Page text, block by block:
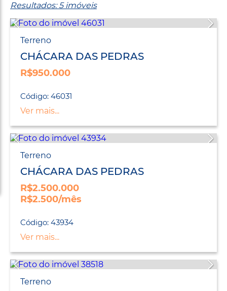
Resultados: 5 imóveis
Terreno
CHÁCARA DAS PEDRAS
R$950.000
Código: 46031
Ver mais...
Terreno
CHÁCARA DAS PEDRAS
R$2.500.000
R$2.500/mês
Código: 43934
Ver mais...
Terreno